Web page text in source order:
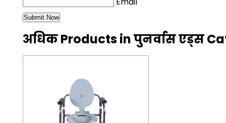
अधिक Products in पुनर्वास एड्स